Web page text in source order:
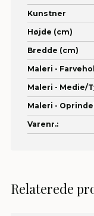
Kunstner
Højde (cm)
Bredde (cm)
Maleri -
Maleri - Medie/
Maleri -
Varenr.:
Relaterede